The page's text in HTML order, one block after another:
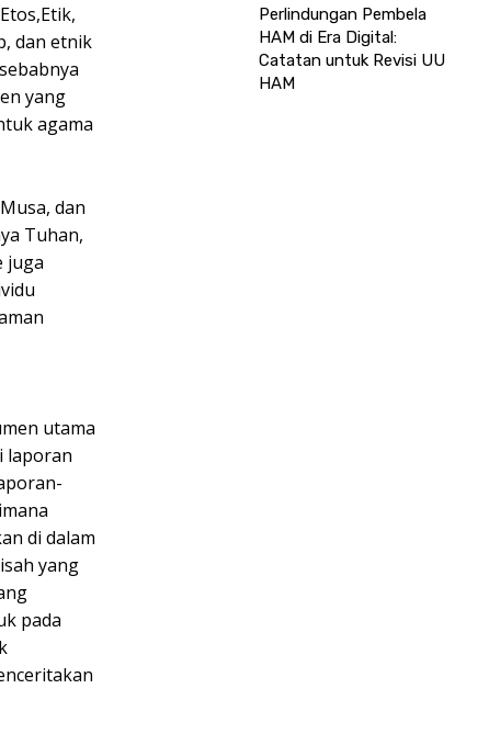
dan etnik
yang
agama
dan
Tuhan,
juga
utama
laporan
di dalam
yang
pada
Perlindungan Pembela
HAM di Era Digital:
Catatan untuk Revisi UU
HAM